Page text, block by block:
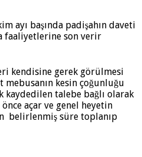
ayı başında padişahın daveti
faaliyetlerine son verir
kendisine gerek görülmesi
kesin çoğunluğu
kaydedilen talebe bağlı olarak
açar ve genel heyetin
belirlenmiş süre toplanıp